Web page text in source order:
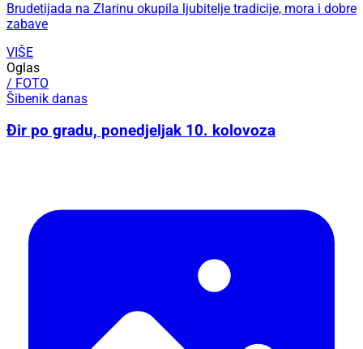
Brudetijada na Zlarinu okupila ljubitelje tradicije, mora i dobre
zabave
VIŠE
Oglas
/ FOTO
Šibenik danas
Đir po gradu, ponedjeljak 10. kolovoza